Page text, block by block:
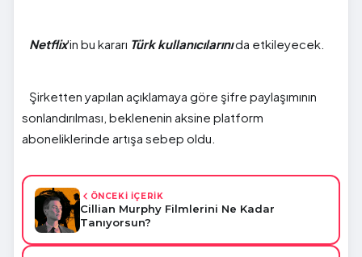
Netflix'in bu kararı Türk kullanıcılarınıda etkileyecek.
Şirketten yapılan açıklamaya göre şifre paylaşımının
sonlandırılması, beklenenin aksine platform
aboneliklerinde artışa sebep oldu.
ÖNCEKİ İÇERİK
Cillian Murphy Filmlerini Ne Kadar
Tanıyorsun?